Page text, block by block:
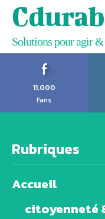
Solutions pour agir
11,000
Fans
Rubriques
Accueil
citoyenneté